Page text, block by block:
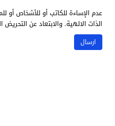
عدم الإساءة للكاتب أو للأشخاص أو
الذات الالهية. والابتعاد عن